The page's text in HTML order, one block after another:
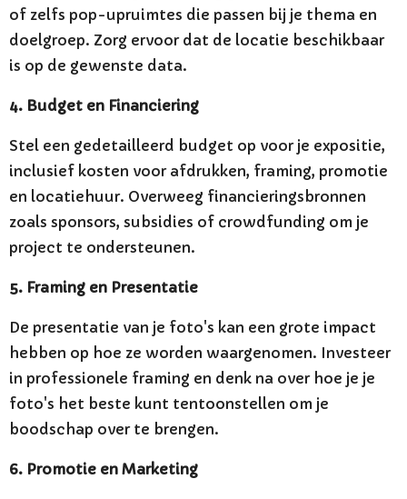
of zelfs pop-upruimtes die passen bij je thema en
doelgroep. Zorg ervoor dat de locatie beschikbaar
is op de gewenste data.
4. Budget en Financiering
Stel een gedetailleerd budget op voor je expositie,
inclusief kosten voor afdrukken, framing, promotie
en locatiehuur. Overweeg financieringsbronnen
zoals sponsors, subsidies of crowdfunding om je
project te ondersteunen.
5. Framing en Presentatie
De presentatie van je foto's kan een grote impact
hebben op hoe ze worden waargenomen. Investeer
in professionele framing en denk na over hoe je je
foto's het beste kunt tentoonstellen om je
boodschap over te brengen.
6. Promotie en Marketing